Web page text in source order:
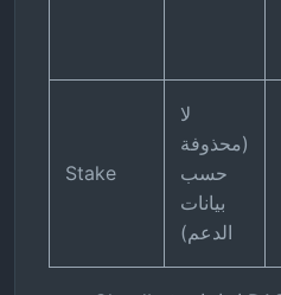
Stake
لا
(محذوفة
حسب
بيانات
الدعم)